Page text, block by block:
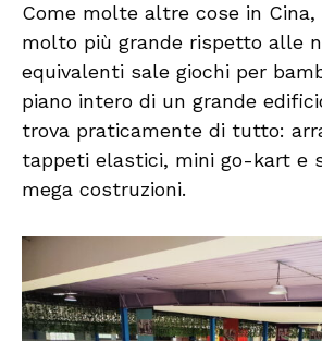
Come molte altre cose in Cina,
molto più grande rispetto alle
equivalenti sale giochi per
piano intero di un grande
trova praticamente di tutto:
tappeti elastici, mini go-kart e
mega costruzioni.